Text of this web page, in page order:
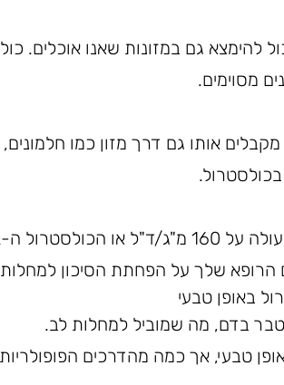
להימצא גם במזונות שאנו אוכלים.
מסוימים.
אותו גם דרך מזון כמו
באופן טבעי
בדם, מה שמוביל למחלות לב.
טבעי, אך כמה מהדרכים